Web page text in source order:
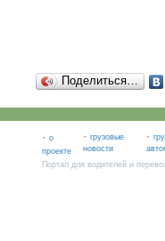
Поделиться…
· о
проекте
· грузовые
новости
·
Портал для водителей и